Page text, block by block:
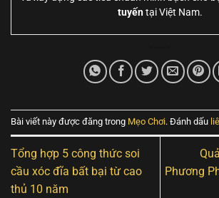
tuyếntại Việt Nam.
Bài viết này được đăng trong Mẹo Chơi. Đánh dấu
Tổng hợp 5 công thức soi
cầu xóc đĩa bất bại từ cao
thủ 10 năm
Phương